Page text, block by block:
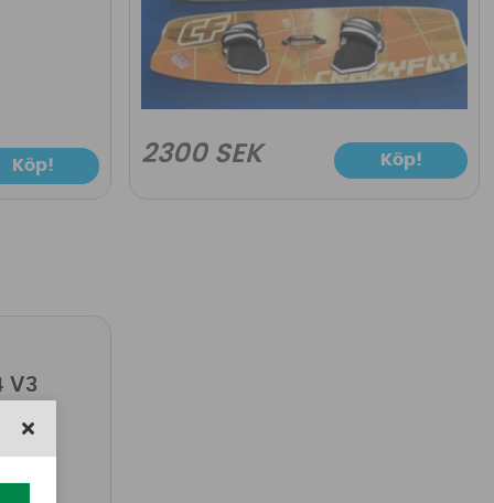
Köp! 2300 SEK Köp!
V3